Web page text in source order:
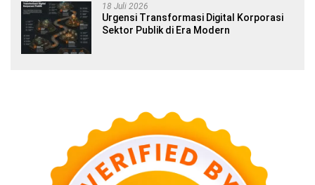
18 Juli 2026
Urgensi Transformasi Digital Korporasi
Sektor Publik di Era Modern